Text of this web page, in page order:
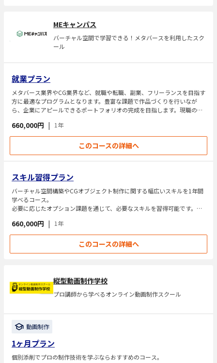
MEキャンパス
バーチャル空間で学習できる！メタバースを利用したスク
ール
就業プラン
メタバース業界やCG業界など、就職や転職、副業、フリーランスを目指す
方に最適なプログラムとなります。豊富な課題で作品づくりを行いなが
ら、企業にアピールできるポートフォリオの完成を目指します。現職のク
サポートを受けられます。
660,000円 | 1年
このコースの詳細へ
スキル習得プラン
バーチャル空間構築やCGオブジェクト制作に関する幅広いスキルを1年間
学べるコース。
必要に応じたオプション課題を通じて、必要なスキルを習得可能です。CG
660,000円 | 1年
このコースの詳細へ
縦型動画制作学校
プロ講師から学べるオンライン動画制作スクール
動画制作
1ヶ月プラン
個別添削でプロの制作技術を学ぶならおすすめのコース。